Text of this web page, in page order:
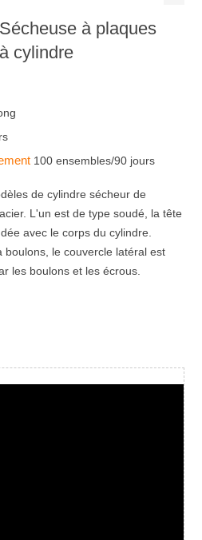
à plaques
cylindre
100 ensembles/90 jours
de cylindre sécheur de
L'un est de type soudé, la tête
avec le corps du cylindre.
boulons, le couvercle latéral est
les boulons et les écrous.